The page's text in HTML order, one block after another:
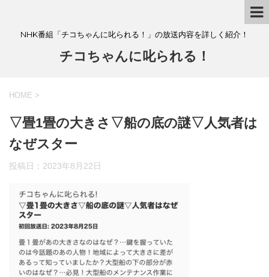
NHK番組「チコちゃんに叱られる！」の放送内容を詳しく紹介！
チコちゃんに叱られる！
HOME >
▽畳1畳の大きさ▽船の底の謎▽人気者は
なぜスター
投稿日： 2023年8月22日